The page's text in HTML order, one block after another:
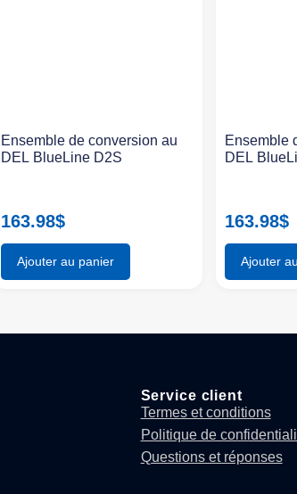
Ensemble de conversion au
DEL BlueLine D2S
163.98$
Ajouter au panier
Ensemble
DEL
163.98$
Ajouter
Service client
Termes et conditions
Politique de
Questions et réponses